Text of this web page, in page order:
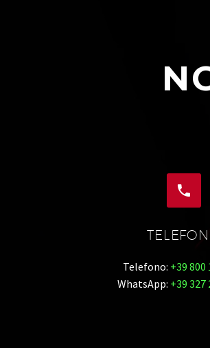


Telefono: +39 800
WhatsApp: +39 327